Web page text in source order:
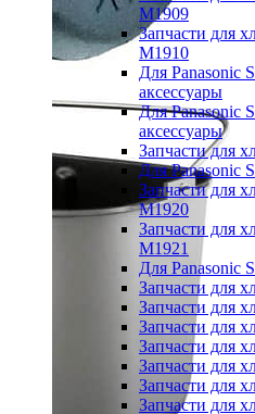
M1909
Запчасти для
M1910
Для Panasonic
аксессуары
Для Panasonic
аксессуары
Запчасти для
Для Panasonic
Запчасти для
M1920
Запчасти для
M1921
Для Panasonic
Запчасти для
Запчасти для
Запчасти для
Запчасти для
Запчасти для
Запчасти для
Запчасти для